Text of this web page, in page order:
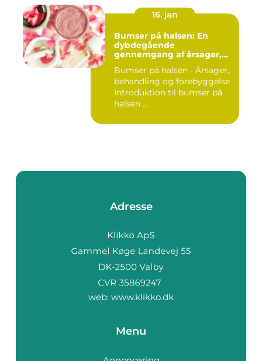
16. jan
Bumser på halsen: En
dybdegående
gennemgang af årsager,
forebyggelse
Bumser på halsen - Årsager,
behandling og forebyggelse
Introduktion til bumser på
halsen ...
Adresse
web: www.klikko.dk
Menu